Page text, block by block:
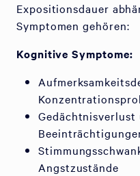
Expositionsdauer
Symptomen gehören:
Kognitive Symptome:
Angstzustände